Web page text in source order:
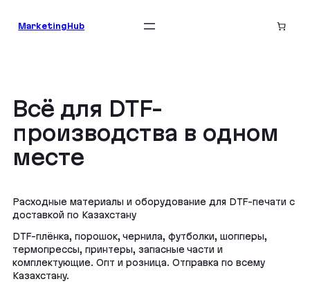
MarketingHub
Всё для DTF-
производства в одном
месте
Расходные материалы и оборудование для DTF-печати с
доставкой по Казахстану
DTF-плёнка, порошок, чернила, футболки, шопперы,
термопрессы, принтеры, запасные части и
комплектующие. Опт и розница. Отправка по всему
Казахстану.